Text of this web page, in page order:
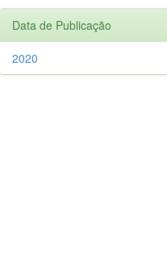
Data de Publicação
2020